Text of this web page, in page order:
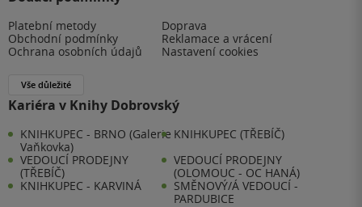
Platební metody
Doprava
Obchodní podmínky
Reklamace a vrácení
Ochrana osobních údajů
Nastavení cookies
Vše důležité
Kariéra v Knihy Dobrovský
KNIHKUPEC - BRNO (Galerie
Vaňkovka)
KNIHKUPEC (TŘEBÍČ)
VEDOUCÍ PRODEJNY
(TŘEBÍČ)
VEDOUCÍ PRODEJNY
(OLOMOUC - OC HANÁ)
KNIHKUPEC - KARVINÁ
SMĚNOVÝ/Á VEDOUCÍ -
PARDUBICE